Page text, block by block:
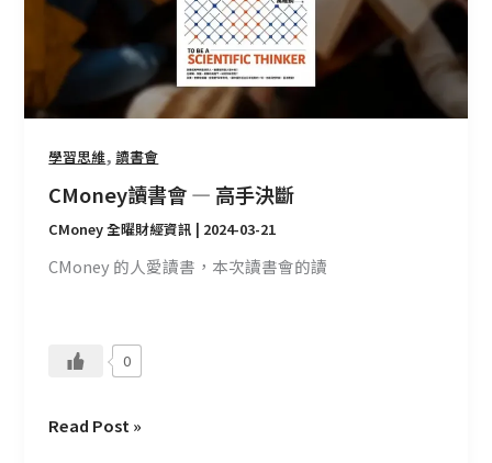
學習思維,讀書會
CMoney讀書會 — 高手決斷
CMoney 全曜財經資訊 | 2024-03-21
CMoney 的人愛讀書，本次讀書會的讀
0
高
斷
Read Post »